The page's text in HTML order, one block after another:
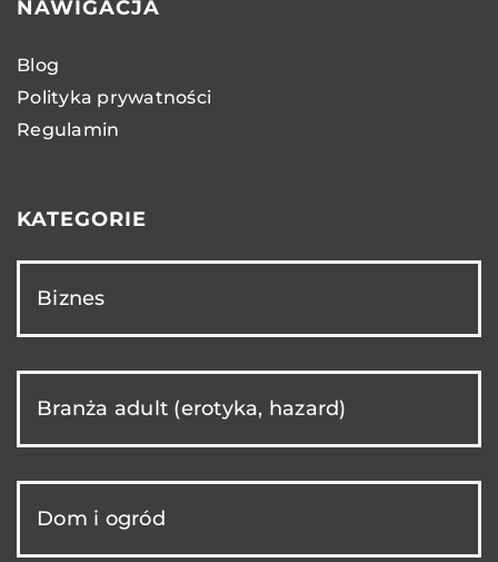
NAWIGACJA
Blog
Polityka prywatności
Regulamin
KATEGORIE
Biznes
Branża adult (erotyka, hazard)
Dom i ogród